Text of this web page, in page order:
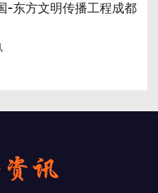
-东方文明传播工程成都